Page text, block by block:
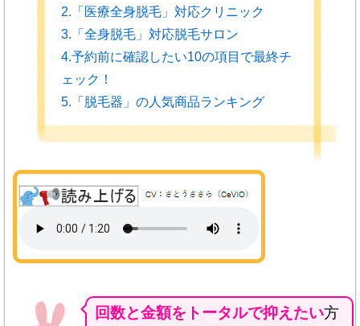
2.「医療全身脱毛」対応クリニック
3.「全身脱毛」対応脱毛サロン
4.予約前に確認したい10の項目で最終チ
ェック！
5.「脱毛器」の人気商品ランキング
回数と金額をトータルで抑えたい方